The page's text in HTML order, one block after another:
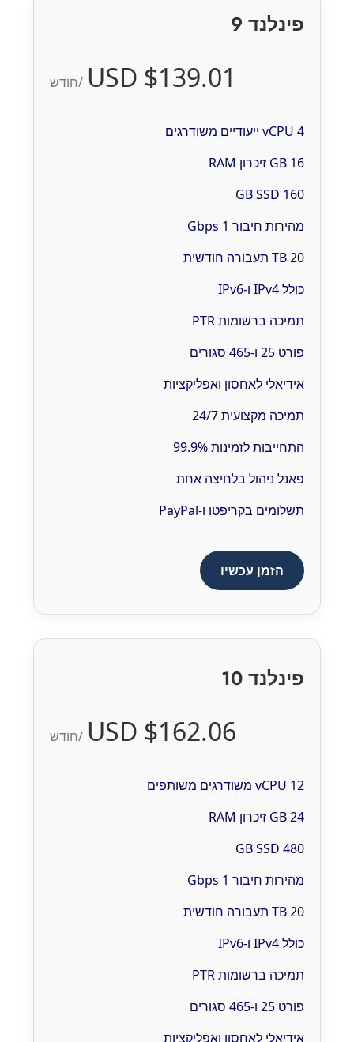
פינלנד 9
$139.01 USD /חודש
4 vCPU ייעודיים משודרגים
16 GB זיכרון RAM
160 GB SSD
מהירות חיבור 1 Gbps
20 TB תעבורה חודשית
כולל IPv4 ו-IPv6
תמיכה ברשומות PTR
פורט 25 ו-465 סגורים
אידיאלי לאחסון ואפליקציות
תמיכה מקצועית 24/7
התחייבות לזמינות 99.9%
פאנל ניהול בלחיצה אחת
תשלומים בקריפטו ו-PayPal
הזמן עכשיו
פינלנד 10
$162.06 USD /חודש
12 vCPU משודרגים משותפים
24 GB זיכרון RAM
480 GB SSD
מהירות חיבור 1 Gbps
20 TB תעבורה חודשית
כולל IPv4 ו-IPv6
תמיכה ברשומות PTR
פורט 25 ו-465 סגורים
אידיאלי לאחסון ואפליקציות